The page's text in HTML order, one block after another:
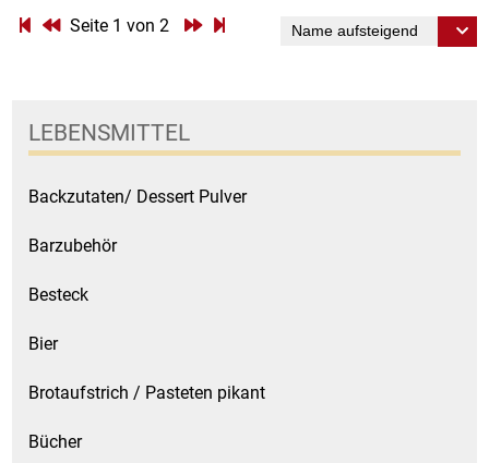
LEBENSMITTEL
Backzutaten/ Dessert Pulver
Barzubehör
Besteck
Bier
Brotaufstrich / Pasteten pikant
Bücher
Seite 1 von 2